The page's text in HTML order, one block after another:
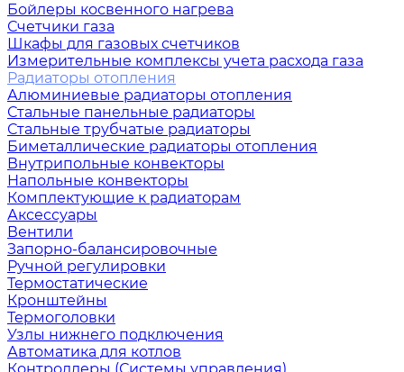
Бойлеры косвенного нагрева
Счетчики газа
Шкафы для газовых счетчиков
Измерительные комплексы учета расхода газа
Радиаторы отопления
Алюминиевые радиаторы отопления
Стальные панельные радиаторы
Стальные трубчатые радиаторы
Биметаллические радиаторы отопления
Внутрипольные конвекторы
Напольные конвекторы
Комплектующие к радиаторам
Аксессуары
Вентили
Запорно-балансировочные
Ручной регулировки
Термостатические
Кронштейны
Термоголовки
Узлы нижнего подключения
Автоматика для котлов